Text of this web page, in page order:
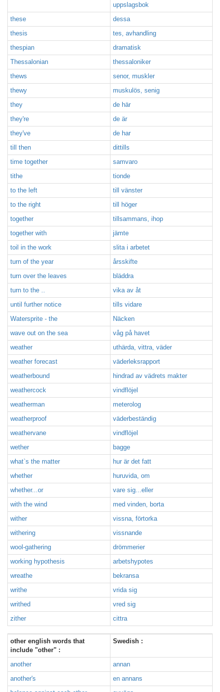
uppslagsbok
these
dessa
thesis
tes, avhandling
thespian
dramatisk
Thessalonian
thessaloniker
thews
senor, muskler
thewy
muskulös, senig
they
de här
they're
de är
they've
de har
till then
dittills
time together
samvaro
tithe
tionde
to the left
till vänster
to the right
till höger
together
tillsammans, ihop
together with
jämte
toil in the work
slita i arbetet
turn of the year
årsskifte
turn over the leaves
bläddra
turn to the ..
vika av åt
until further notice
tills vidare
Watersprite - the
Näcken
wave out on the sea
våg på havet
weather
uthärda, vittra, väder
weather forecast
väderleksrapport
weatherbound
hindrad av vädrets makter
weathercock
vindflöjel
weatherman
meterolog
weatherproof
väderbeständig
weathervane
vindflöjel
wether
bagge
what`s the matter
hur är det fatt
whether
huruvida, om
whether...or
vare sig...eller
with the wind
med vinden, borta
wither
vissna, förtorka
withering
vissnande
wool-gathering
drömmerier
working hypothesis
arbetshypotes
wreathe
bekransa
writhe
vrida sig
writhed
vred sig
zither
cittra
other english words that
include "other" :
Swedish :
another
annan
another's
en annans